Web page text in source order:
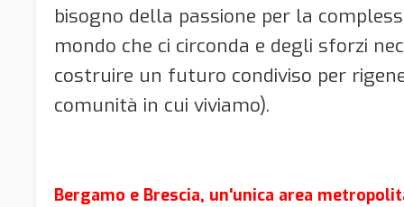
bisogno della passione per la
mondo che ci circonda e degli sforzi
costruire un futuro condiviso per
comunità in cui viviamo).
Bergamo e Brescia, un'unica area